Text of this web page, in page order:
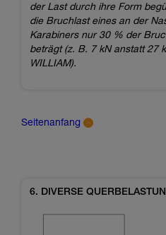
der Last durch ihre Form
die Bruchlast eines an der
Karabiners nur 30 % der
beträgt (z. B. 7 kN anstatt 27
WILLIAM).
Seitenanfang
6. DIVERSE